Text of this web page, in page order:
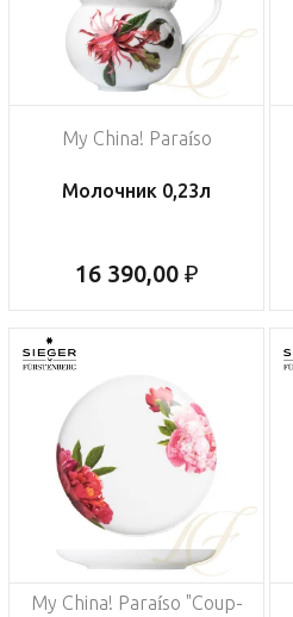
My China! Paraíso
Молочник 0,23л
16 390,00 ₽
My China! Paraíso "Coup-